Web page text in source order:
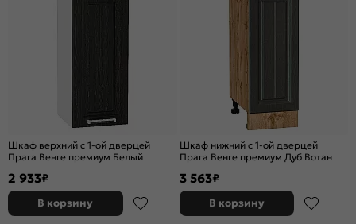
Шкаф верхний с 1-ой дверцей
Прага Венге премиум Белый
2 933₽
В корзину
Шкаф нижний с 1-ой дверцей
Прага Венге премиум Дуб Вотан
3 563₽
В корзину